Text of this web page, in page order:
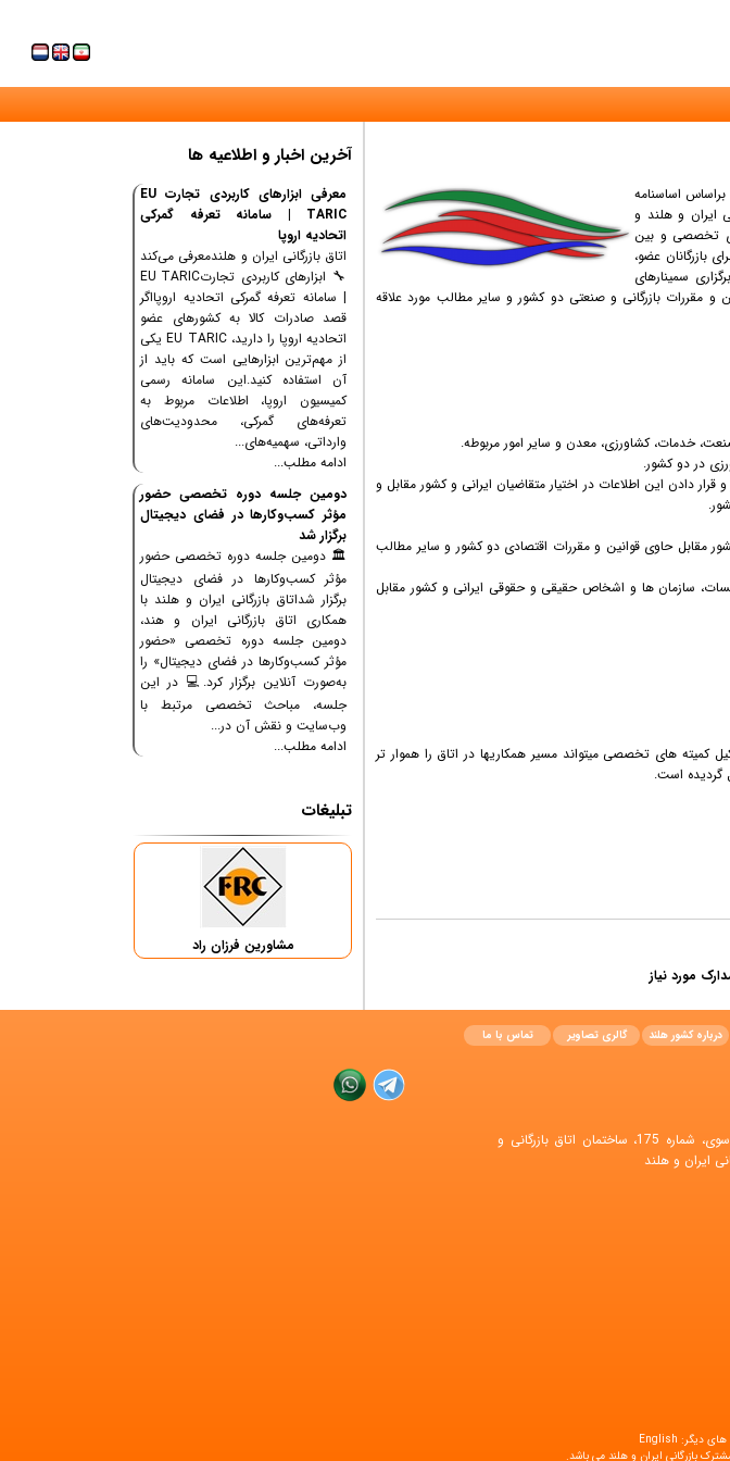
این اتاق براساس اساسنامه
ایران و هلند و
تخصصی و بین
بازرگانان عضو،
سمینارهای
مقررات بازرگانی و صنعتی دو کشور و سایر مطالب مورد علاقه
دادن این اطلاعات در اختیار متقاضیان ایرانی و کشور مقابل و
مقابل حاوی قوانین و مقررات اقتصادی دو کشور و سایر مطالب
سازمان ها و اشخاص حقیقی و حقوقی ایرانی و کشور مقابل
کمیته های تخصصی میتواند مسیر همکاریها در اتاق را هموار تر
گردیده است.
مورد نیاز
آخرین اخبار و اطلاعیه ها
معرفی ابزارهای کاربردی تجارت EU
TARIC | سامانه تعرفه گمرکی
اتحادیه اروپا
اتاق بازرگانی ایران و هلندمعرفی می‌کند
🔧 ابزارهای کاربردی تجارتEU TARIC
| سامانه تعرفه گمرکی اتحادیه اروپااگر
قصد صادرات کالا به کشورهای عضو
اتحادیه اروپا را دارید، EU TARIC یکی
از مهم‌ترین ابزارهایی است که باید از
آن استفاده کنید.این سامانه رسمی
کمیسیون اروپا، اطلاعات مربوط به
تعرفه‌های گمرکی، محدودیت‌های
وارداتی، سهمیه‌های...
ادامه مطلب...
دومین جلسه دوره تخصصی حضور
مؤثر کسب‌وکارها در فضای دیجیتال
برگزار شد
🏛 دومین جلسه دوره تخصصی حضور
مؤثر کسب‌وکارها در فضای دیجیتال
برگزار شداتاق بازرگانی ایران و هلند با
همکاری اتاق بازرگانی ایران و هند،
دومین جلسه دوره تخصصی «حضور
مؤثر کسب‌وکارها در فضای دیجیتال» را
به‌صورت آنلاین برگزار کرد.💻 در این
جلسه، مباحث تخصصی مرتبط با
وب‌سایت و نقش آن در...
ادامه مطلب...
تبلیغات
مشاورین فرزان راد
درباره کشور هلند گالری تصاویر تماس با ما
نشانی اتاق: تهران، خیابان طالقانی، نبش خیابان شهید موسوی، شماره 175، ساختمان اتاق بازرگانی و
ایران و هلند
های دیگر: English
بازرگانی ایران و هلند می باشد.